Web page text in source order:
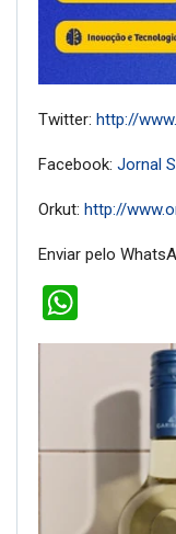
Twitter: http://
Facebook: Jornal
Orkut: http://
Enviar pelo